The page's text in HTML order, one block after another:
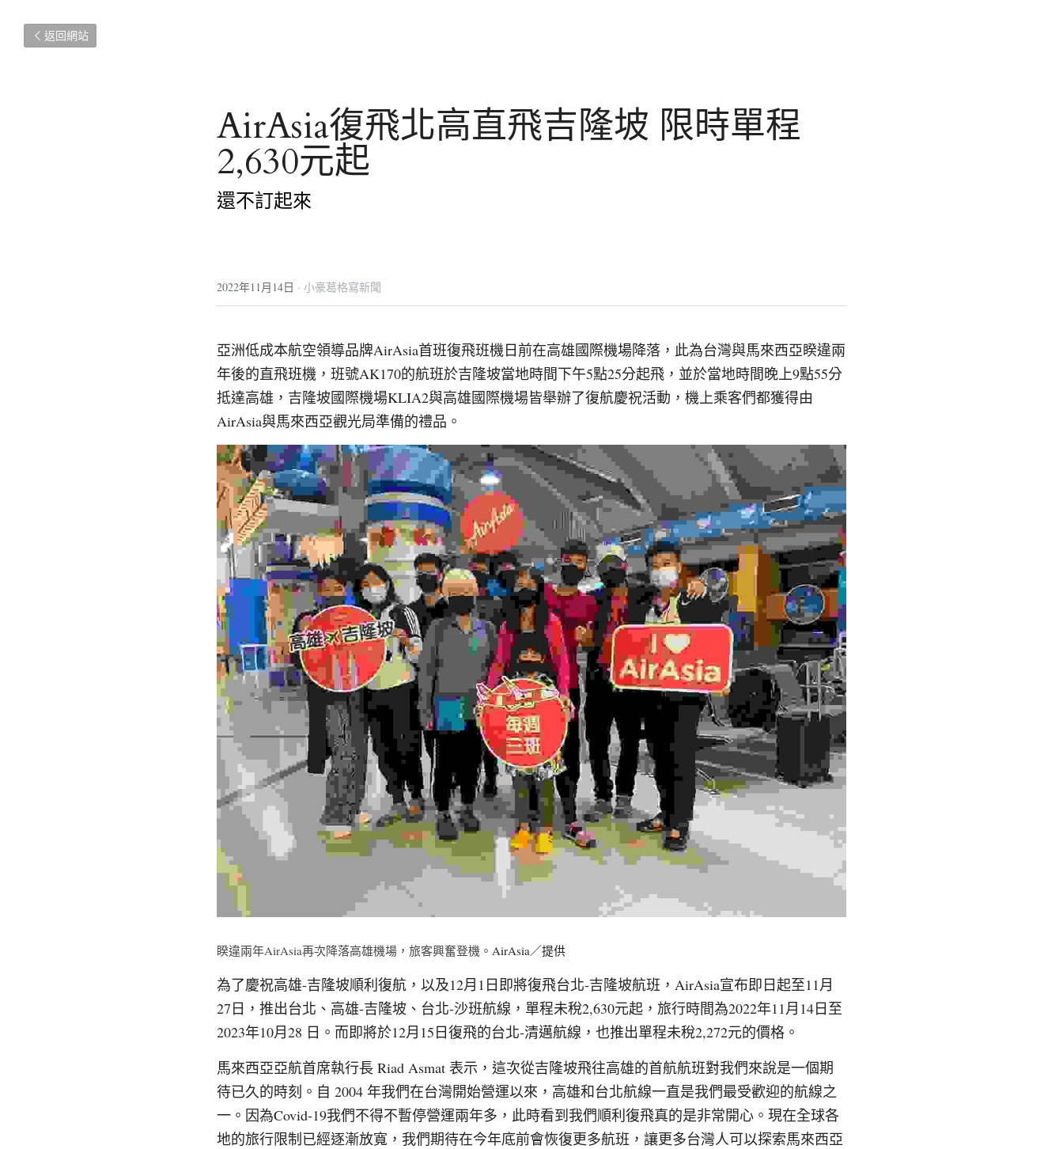
返回網站
AirAsia復飛北高直飛吉隆坡 限時單程
2,630元起
還不訂起來
2022年11月14日 · 小豪葛格寫新聞
亞洲低成本航空領導品牌AirAsia首班復飛班機日前在高雄國際機場降落，此為台灣與馬來西亞睽違兩
年後的直飛班機，班號AK170的航班於吉隆坡當地時間下午5點25分起飛，並於當地時間晚上9點55分
抵達高雄，吉隆坡國際機場KLIA2與高雄國際機場皆舉辦了復航慶祝活動，機上乘客們都獲得由
AirAsia與馬來西亞觀光局準備的禮品。
睽違兩年AirAsia再次降落高雄機場，旅客興奮登機。 AirAsia／提供
為了慶祝高雄-吉隆坡順利復航，以及12月1日即將復飛台北-吉隆坡航班，AirAsia宣布即日起至11月
27日，推出台北、高雄-吉隆坡、台北-沙班航線，單程未稅2,630元起，旅行時間為2022年11月14日至
2023年10月28 日。而即將於12月15日復飛的台北-清邁航線，也推出單程未稅2,272元的價格。
馬來西亞亞航首席執行長 Riad Asmat 表示，這次從吉隆坡飛往高雄的首航航班對我們來說是一個期
待已久的時刻。自 2004 年我們在台灣開始營運以來，高雄和台北航線一直是我們最受歡迎的航線之
一。因為Covid-19我們不得不暫停營運兩年多，此時看到我們順利復飛真的是非常開心。現在全球各
地的旅行限制已經逐漸放寬，我們期待在今年底前會恢復更多航班，讓更多台灣人可以探索馬來西亞